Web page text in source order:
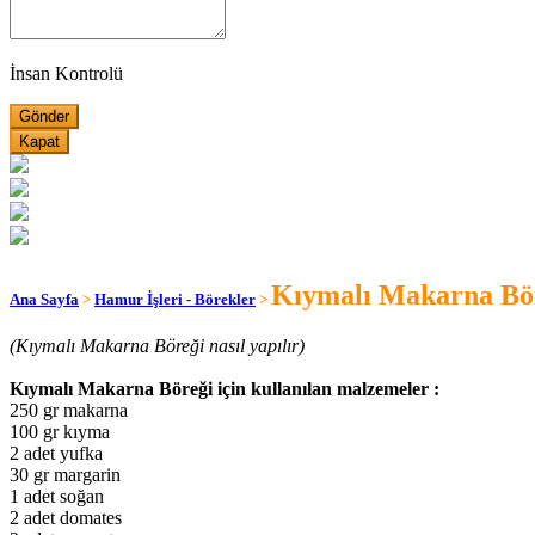
İnsan Kontrolü
Kapat
Ana Sayfa > Hamur İşleri - Börekler > Kıymalı Makarna
(Kıymalı Makarna Böreği nasıl yapılır)
Kıymalı Makarna Böreği için kullanılan malzemeler :
250 gr makarna
100 gr kıyma
2 adet yufka
30 gr margarin
1 adet soğan
2 adet domates